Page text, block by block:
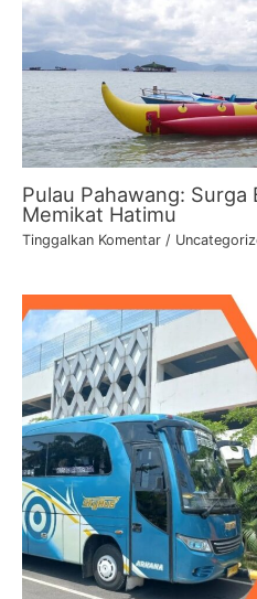
Pulau Pahawang: Surga
Memikat Hatimu
Tinggalkan Komentar /